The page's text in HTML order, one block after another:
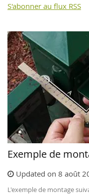
S'abonner au flux RSS
Exemple de
Updated on 8 août
L'exemple de montage